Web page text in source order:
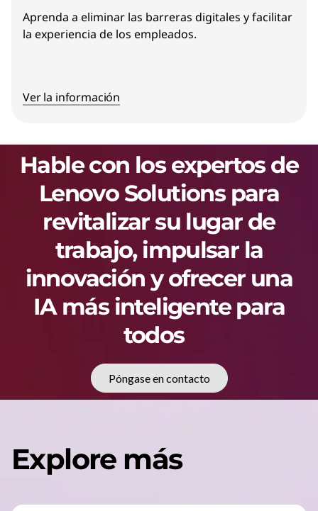
Aprenda a eliminar las barreras digitales y facilitar
la experiencia de los empleados.
Ver la información
Hable con los expertos de
Lenovo Solutions para
revitalizar su lugar de
trabajo, impulsar la
innovación y ofrecer una
IA más inteligente para
todos
Póngase en contacto
Explore más